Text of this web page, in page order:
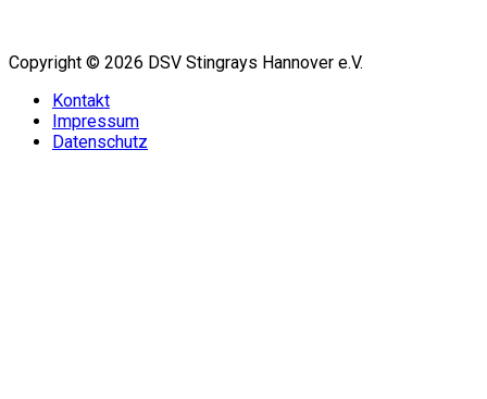
Copyright © 2026 DSV Stingrays Hannover e.V.
Kontakt
Impressum
Datenschutz